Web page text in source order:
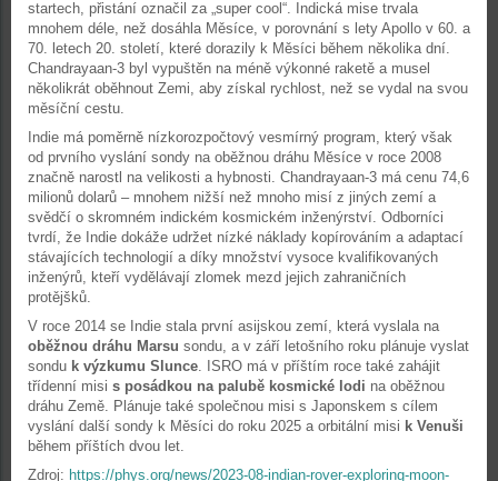
startech, přistání označil za „super cool“. Indická mise trvala
mnohem déle, než dosáhla Měsíce, v porovnání s lety Apollo v 60. a
70. letech 20. století, které dorazily k Měsíci během několika dní.
Chandrayaan-3 byl vypuštěn na méně výkonné raketě a musel
několikrát oběhnout Zemi, aby získal rychlost, než se vydal na svou
měsíční cestu.
Indie má poměrně nízkorozpočtový vesmírný program, který však
od prvního vyslání sondy na oběžnou dráhu Měsíce v roce 2008
značně narostl na velikosti a hybnosti. Chandrayaan-3 má cenu 74,6
milionů dolarů – mnohem nižší než mnoho misí z jiných zemí a
svědčí o skromném indickém kosmickém inženýrství. Odborníci
tvrdí, že Indie dokáže udržet nízké náklady kopírováním a adaptací
stávajících technologií a díky množství vysoce kvalifikovaných
inženýrů, kteří vydělávají zlomek mezd jejich zahraničních
protějšků.
V roce 2014 se Indie stala první asijskou zemí, která vyslala na
oběžnou dráhu Marsu sondu, a v září letošního roku plánuje vyslat
sondu k výzkumu Slunce. ISRO má v příštím roce také zahájit
třídenní misi s posádkou na palubě kosmické lodi na oběžnou
dráhu Země. Plánuje také společnou misi s Japonskem s cílem
vyslání další sondy k Měsíci do roku 2025 a orbitální misi k Venuši
během příštích dvou let.
Zdroj: https://phys.org/news/2023-08-indian-rover-exploring-moon-